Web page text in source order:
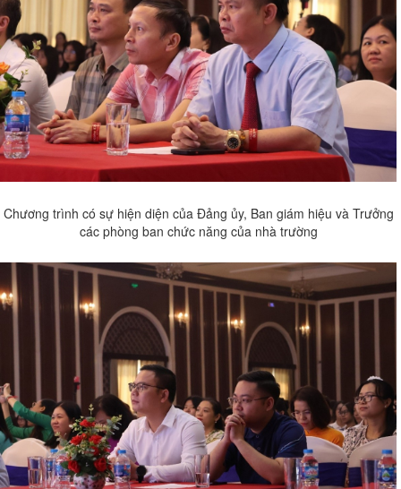
Chương trình có sự hiện diện của Đảng ủy, Ban giám hiệu và Trưởng
các phòng ban chức năng của nhà trường